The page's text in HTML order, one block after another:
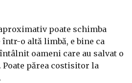
poate schimba
o altă limbă, e bine ca
oameni care au salvat o
părea costisitor la